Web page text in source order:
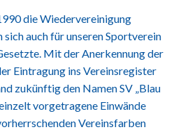
die Wiedervereinigung
auch für unseren Sportverein
Mit der Anerkennung der
Eintragung ins Vereinsregister
zukünftig den Namen SV „Blau
vorgetragene Einwände
Vereinsfarben